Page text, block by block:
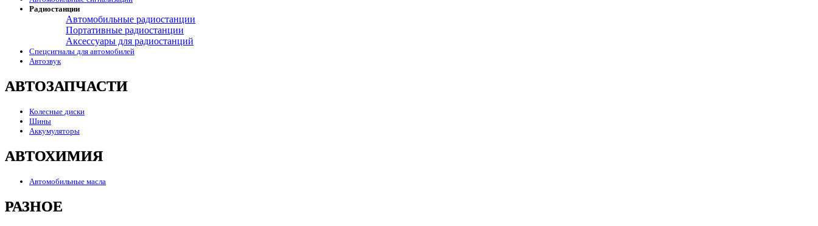
Радиостанции
Автомобильные радиостанции
Портативные радиостанции
Аксессуары для радиостанций
Спецсигналы для автомобилей
Автозвук
АВТОЗАПЧАСТИ
Колесные диски
Шины
Аккумуляторы
АВТОХИМИЯ
Автомобильные масла
РАЗНОЕ